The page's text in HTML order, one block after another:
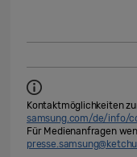
Kontaktmöglichkeiten
samsung.com/de/info/
Für Medienanfragen